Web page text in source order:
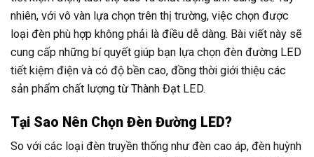
nhiên, với vô vàn lựa chọn trên thị trường, việc chọn được
loại đèn phù hợp không phải là điều dễ dàng. Bài viết này sẽ
cung cấp những bí quyết giúp bạn lựa chọn đèn đường LED
tiết kiệm điện và có độ bền cao, đồng thời giới thiệu các
sản phẩm chất lượng từ Thành Đạt LED.
Tại Sao Nên Chọn Đèn Đường LED?
So với các loại đèn truyền thống như đèn cao áp, đèn huỳnh